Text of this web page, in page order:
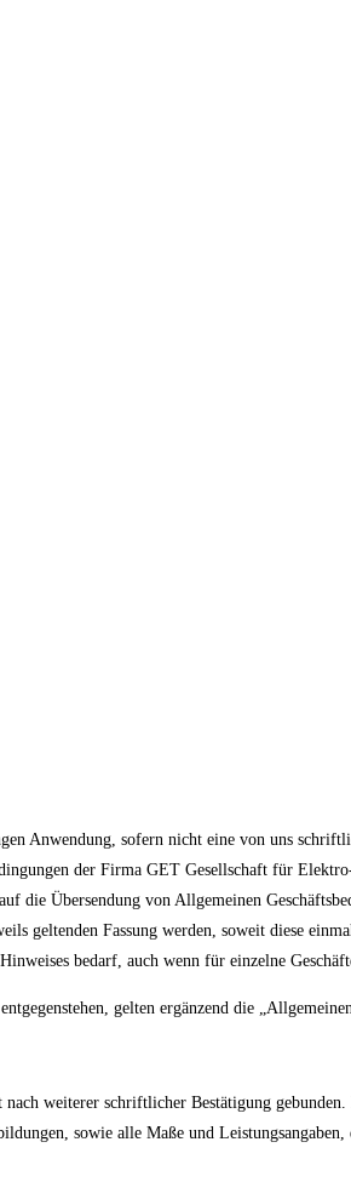
Anwendung, sofern nicht eine von uns
der Firma GET Gesellschaft für
die Übersendung von Allgemeinen
geltenden Fassung werden, soweit diese
bedarf, auch wenn für einzelne
gelten ergänzend die
weiterer schriftlicher Bestätigung
sowie alle Maße und